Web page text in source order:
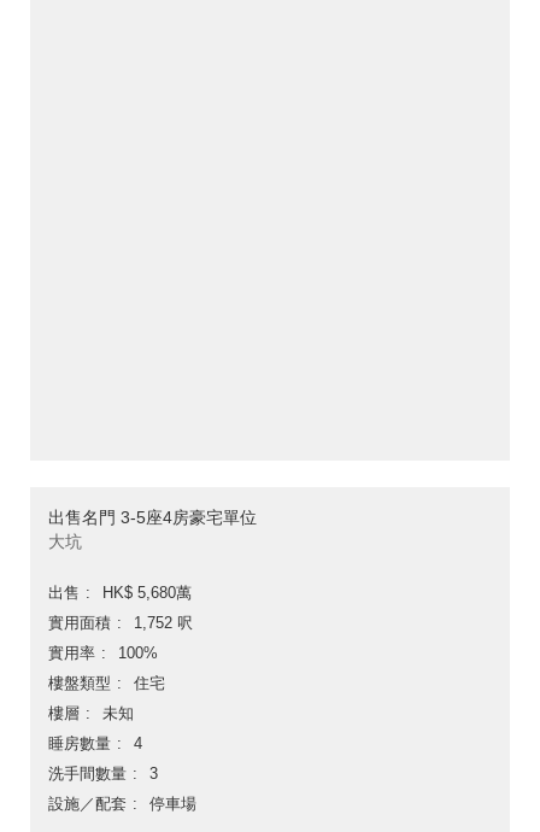
出售名門 3-5座4房豪宅單位
大坑
出售
HK$ 5,680萬
實用面積
1,752 呎
實用率
100%
樓盤類型
住宅
樓層
未知
睡房數量
4
洗手間數量
3
設施／配套
停車場